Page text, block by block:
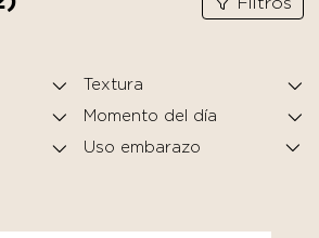
Textura
Momento del día